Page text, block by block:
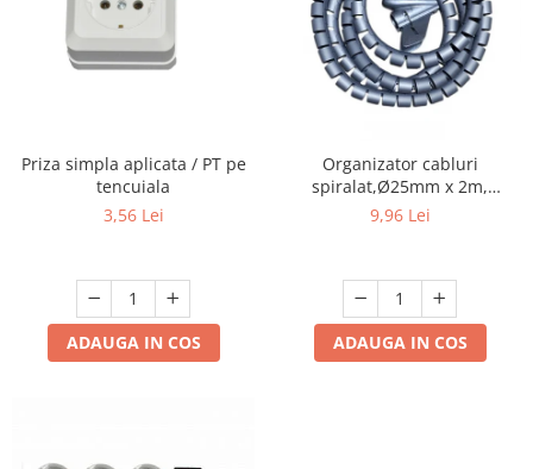
Priza simpla aplicata / PT pe
tencuiala
3,56 Lei
ADAUGA IN COS
Organizator cabluri
spiralat,Ø25mm x 2m,
gri,protectie birou
9,96 Lei
ADAUGA IN COS